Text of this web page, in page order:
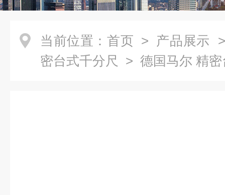
当前位置： 首页 > 产品展示
密台式千分尺
> 德国马尔 精